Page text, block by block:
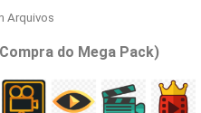
Arquivos
do Mega Pack)